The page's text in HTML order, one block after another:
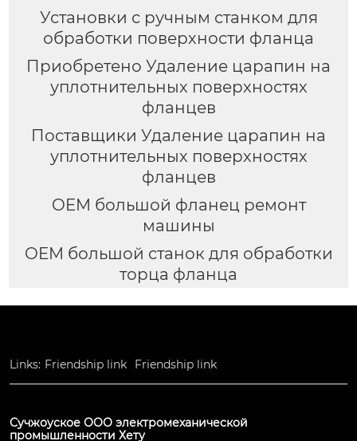
Установки с ручным станком для
обработки поверхности фланца
Приобретено Удаление царапин на
уплотнительных поверхностях
фланцев
Поставщики Удаление царапин на
уплотнительных поверхностях
фланцев
OEM большой фланец ремонт
машины
OEM большой станок для обработки
торца фланца
Links: Friendship link Friendship link
Сучжоуское ООО электромеханической
промышленности Хету